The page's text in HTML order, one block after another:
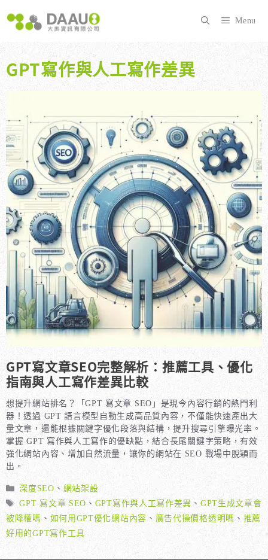
至
內
容
Menu
GPT寫作與人工寫作差異
GPT寫文章SEO完整解析：推薦工具、優化
指南與人工寫作差異比較
想提升網站排名？「GPT 寫文章 SEO」是現今內容行銷的熱門利
器！透過 GPT 語言模型自動生成高品質內容，不僅能快速產出大
量文章，還能根據關鍵字優化段落與結構，提升搜尋引擎曝光率。
掌握 GPT 寫作與人工寫作的優缺點，結合長尾關鍵字策略，有效
強化網站內容、增加自然流量，讓你的網站在 SEO 戰場中脫穎而
出。
分
類
深度SEO 、 網站架設
標
籤
GPT 寫文章 SEO 、 GPT寫作與人工寫作差異 、 GPT生成文章會
被降權嗎 、 如何用GPT優化網站內容 、 廣告代操價格透明嗎 、 推薦
好用的GPT寫作工具